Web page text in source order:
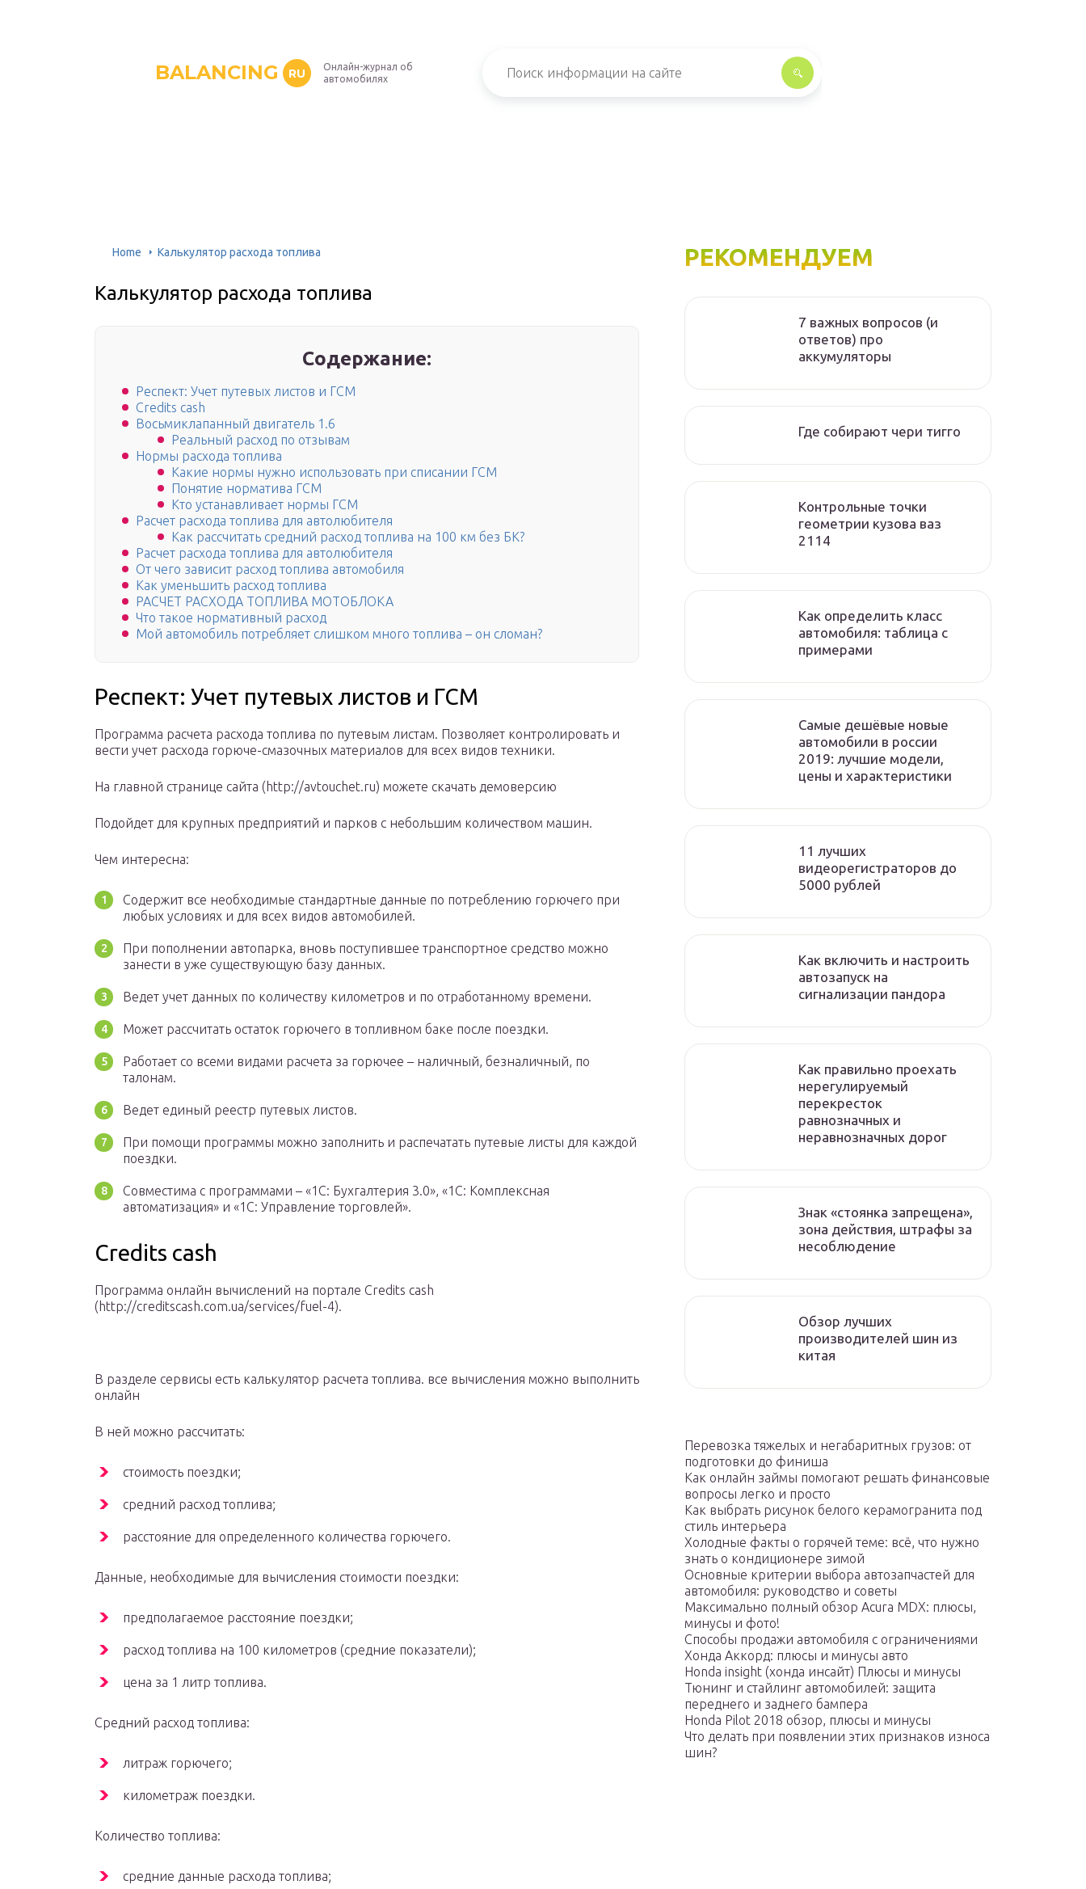
BALANCING RU
Онлайн-журнал об
автомобилях
Home Калькулятор расхода топлива
Калькулятор расхода топлива
Содержание:
Респект: Учет путевых листов и ГСМ
Credits cash
Восьмиклапанный двигатель 1.6
Реальный расход по отзывам
Нормы расхода топлива
Какие нормы нужно использовать при списании ГСМ
Понятие норматива ГСМ
Кто устанавливает нормы ГСМ
Расчет расхода топлива для автолюбителя
Как рассчитать средний расход топлива на 100 км без БК?
Расчет расхода топлива для автолюбителя
От чего зависит расход топлива автомобиля
Как уменьшить расход топлива
РАСЧЕТ РАСХОДА ТОПЛИВА МОТОБЛОКА
Что такое нормативный расход
Мой автомобиль потребляет слишком много топлива – он сломан?
Респект: Учет путевых листов и ГСМ
Программа расчета расхода топлива по путевым листам. Позволяет контролировать и
вести учет расхода горюче-смазочных материалов для всех видов техники.
На главной странице сайта (http://avtouchet.ru) можете скачать демоверсию
Подойдет для крупных предприятий и парков с небольшим количеством машин.
Чем интересна:
Содержит все необходимые стандартные данные по потреблению горючего при
любых условиях и для всех видов автомобилей.
При пополнении автопарка, вновь поступившее транспортное средство можно
занести в уже существующую базу данных.
Ведет учет данных по количеству километров и по отработанному времени.
Может рассчитать остаток горючего в топливном баке после поездки.
Работает со всеми видами расчета за горючее – наличный, безналичный, по
талонам.
Ведет единый реестр путевых листов.
При помощи программы можно заполнить и распечатать путевые листы для каждой
поездки.
Совместима с программами – «1С: Бухгалтерия 3.0», «1С: Комплексная
автоматизация» и «1С: Управление торговлей».
Credits cash
Программа онлайн вычислений на портале Credits cash
(http://creditscash.com.ua/services/fuel-4).
В разделе сервисы есть калькулятор расчета топлива. все вычисления можно выполнить
онлайн
В ней можно рассчитать:
стоимость поездки;
средний расход топлива;
расстояние для определенного количества горючего.
Данные, необходимые для вычисления стоимости поездки:
предполагаемое расстояние поездки;
расход топлива на 100 километров (средние показатели);
цена за 1 литр топлива.
Средний расход топлива:
литраж горючего;
километраж поездки.
Количество топлива:
средние данные расхода топлива;
РЕКОМЕНДУЕМ
7 важных вопросов (и
ответов) про
аккумуляторы
Где собирают чери тигго
Контрольные точки
геометрии кузова ваз
2114
Как определить класс
автомобиля: таблица с
примерами
Самые дешёвые новые
автомобили в россии
2019: лучшие модели,
цены и характеристики
11 лучших
видеорегистраторов до
5000 рублей
Как включить и настроить
автозапуск на
сигнализации пандора
Как правильно проехать
нерегулируемый
перекресток
равнозначных и
неравнозначных дорог
Знак «стоянка запрещена»,
зона действия, штрафы за
несоблюдение
Обзор лучших
производителей шин из
китая
Перевозка тяжелых и негабаритных грузов: от
подготовки до финиша
Как онлайн займы помогают решать финансовые
вопросы легко и просто
Как выбрать рисунок белого керамогранита под
стиль интерьера
Холодные факты о горячей теме: всё, что нужно
знать о кондиционере зимой
Основные критерии выбора автозапчастей для
автомобиля: руководство и советы
Максимально полный обзор Acura MDX: плюсы,
минусы и фото!
Способы продажи автомобиля с ограничениями
Хонда Аккорд: плюсы и минусы авто
Honda insight (хонда инсайт) Плюсы и минусы
Тюнинг и стайлинг автомобилей: защита
переднего и заднего бампера
Honda Pilot 2018 обзор, плюсы и минусы
Что делать при появлении этих признаков износа
шин?